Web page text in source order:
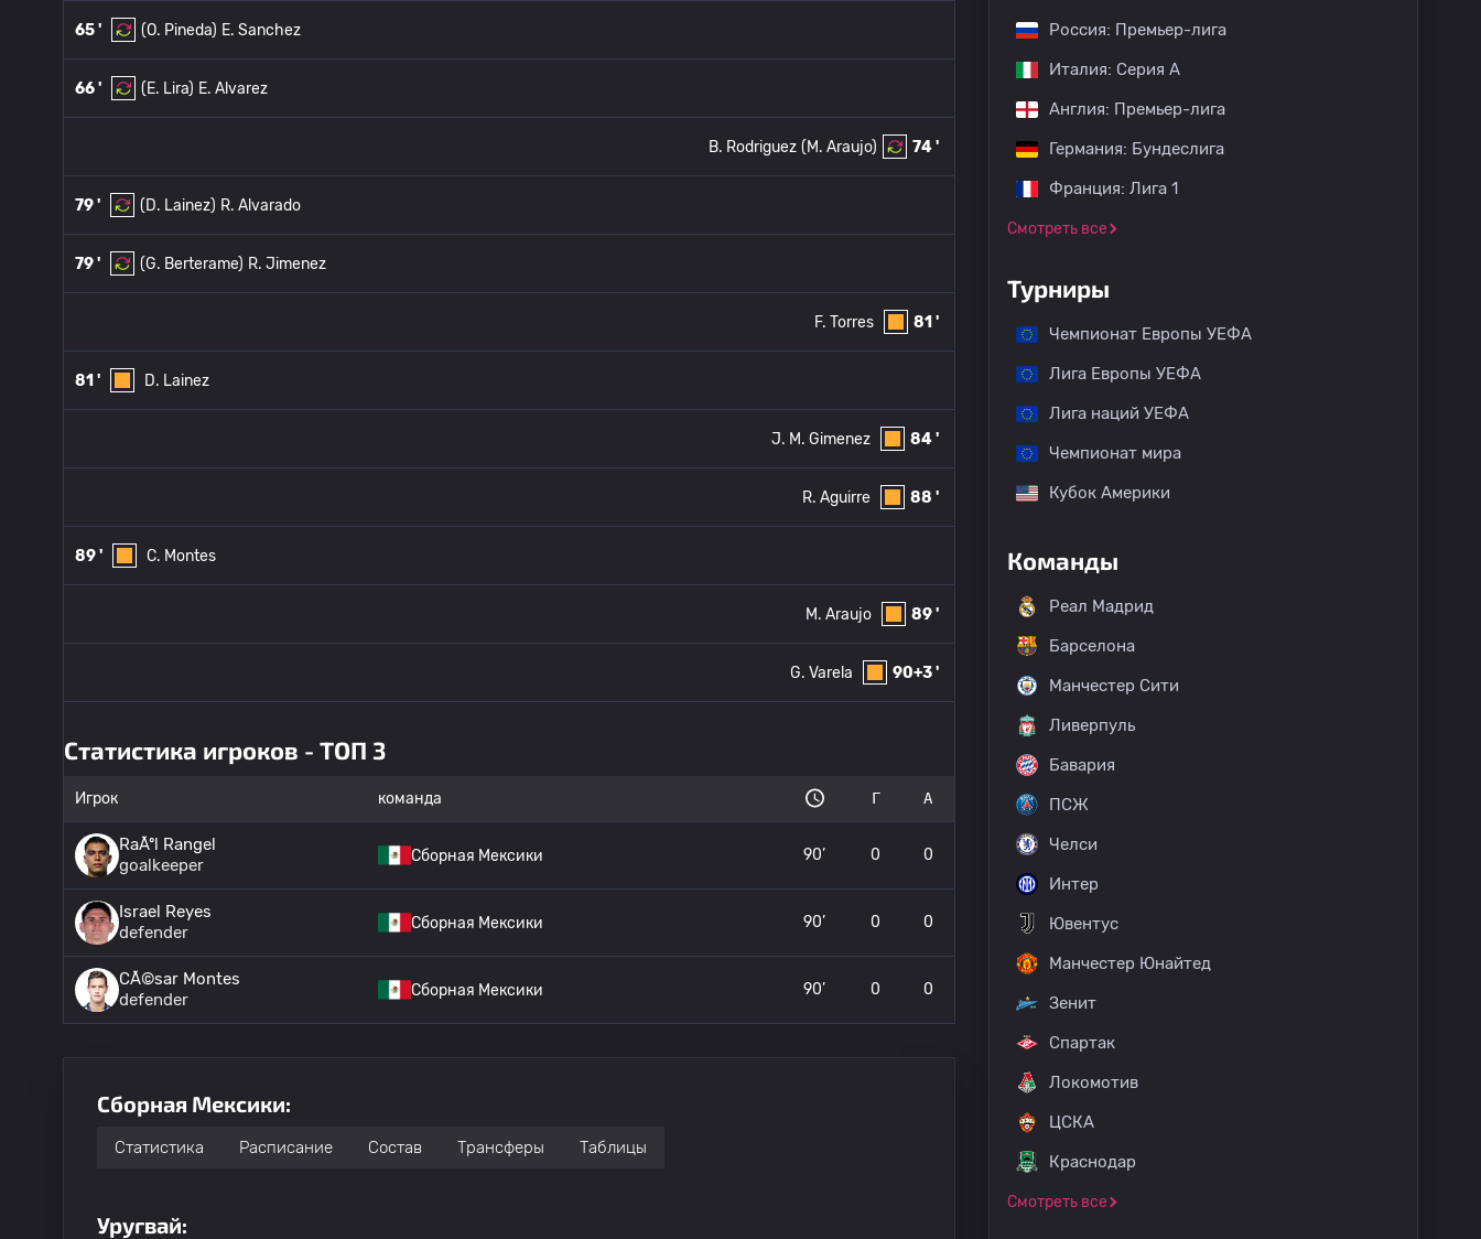
65 ' (O. Pineda) E. Sanchez
66 ' (E. Lira) E. Alvarez
74 '
(M. Araujo)
B. Rodriguez
79 ' (D. Lainez) R. Alvarado
79 ' (G. Berterame) R. Jimenez
81 '
F. Torres
81 ' D. Lainez
84 '
J. M. Gimenez
88 '
R. Aguirre
89 ' C. Montes
89 '
M. Araujo
90+3 '
G. Varela
Статистика игроков - ТОП 3
Игрок команда Г А
RaÃºl Rangel
goalkeeper
Сборная Мексики 90’ 0 0
Israel Reyes
defender
Сборная Мексики 90’ 0 0
CÃ©sar Montes
defender
Сборная Мексики 90’ 0 0
Сборная Мексики:
Статистика Расписание Состав Трансферы Таблицы
Уругвай:
Россия: Премьер-лига
Италия: Серия А
Англия: Премьер-лига
Германия: Бундеслига
Франция: Лига 1
Смотреть все
Турниры
Чемпионат Европы УЕФА
Лига Европы УЕФА
Лига наций УЕФА
Чемпионат мира
Кубок Америки
Команды
Реал Мадрид
Барселона
Манчестер Сити
Ливерпуль
Бавария
ПСЖ
Челси
Интер
Ювентус
Манчестер Юнайтед
Зенит
Спартак
Локомотив
ЦСКА
Краснодар
Смотреть все